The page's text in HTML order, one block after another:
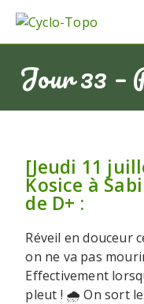
Jour 33 –
[Jeudi 11
Kosice à
de D+ :
Réveil en douceur
on ne va pas
Effectivement
pleut ! 🌧️ On sort